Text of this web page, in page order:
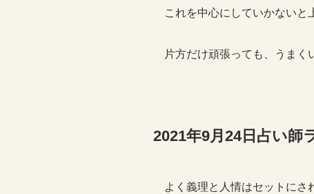
これを中心にしていかないと
片方だけ頑張っても、うまく
2021年9月24日占い師
よく義理と人情はセットにさ